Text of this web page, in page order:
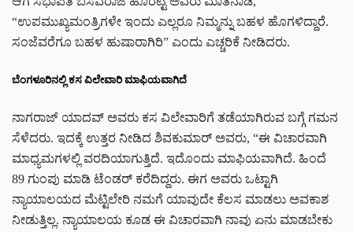
“ಉಪಮುಖ್ಯಮಂತ್ರಿಗಳೇ ಇಂದು ಎಲ್ಲರೂ ನಿಮ್ಮನ್ನು ಬಹಳ ಹೊಗಳಿದ್ದಾರೆ.
ಸಂಜೆವರೆಗೂ ಬಹಳ ಹುಷಾರಾಗಿರಿ” ಎಂದು ಎಚ್ಚರಿಕೆ ನೀಡಿದರು.
ಬೆಂಗಳೂರಿನಲ್ಲಿ ಕಸ ವಿಲೇವಾರಿ ಮಾಫಿಯವಾಗಿದೆ
ನಾಗರಾಜ್ ಯಾದವ್ ಅವರು ಕಸ ವಿಲೇವಾರಿಗೆ ತಡೆಯಾಗಿರುವ ಬಗ್ಗೆ ಗಮನ
ಸೆಳೆದರು. ಇದಕ್ಕೆ ಉತ್ತರ ನೀಡಿದ ಶಿವಕುಮಾರ್ ಅವರು, “ಈ ವಿಚಾರವಾಗಿ
ಮಾಧ್ಯಮಗಳಲ್ಲಿ ವರದಿಯಾಗುತ್ತಿದೆ. ಇದೊಂದು ಮಾಫಿಯವಾಗಿದೆ. ಹಿಂದೆ
89 ಗುಂಪು ಮಾಡಿ ಟೆಂಡರ್ ಕರೆದಿದ್ದರು. ಈಗ ಅವರು ಒಟ್ಟಾಗಿ
ನ್ಯಾಯಾಲಯದ ಮೆಟ್ಟಿಲೇರಿ ನಮಗೆ ಯಾವುದೇ ಕೆಲಸ ಮಾಡಲು ಅವಕಾಶ
ನೀಡುತ್ತಿಲ್ಲ. ನ್ಯಾಯಾಲಯ ಕೂಡ ಈ ವಿಚಾರವಾಗಿ ನಾವು ಏನು ಮಾಡಬೇಕು